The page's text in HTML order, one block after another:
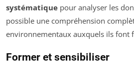
systématique pour analyser les
possible une compréhension
environnementaux auxquels ils font
Former et sensibiliser